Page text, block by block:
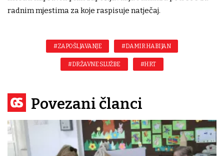
radnim mjestima za koje raspisuje natječaj.
#ZAPOŠLJAVANJE #DAMIR HABIJAN
#DRŽAVNE SLUŽBE #HRT
Povezani članci